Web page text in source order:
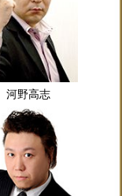
河野高志